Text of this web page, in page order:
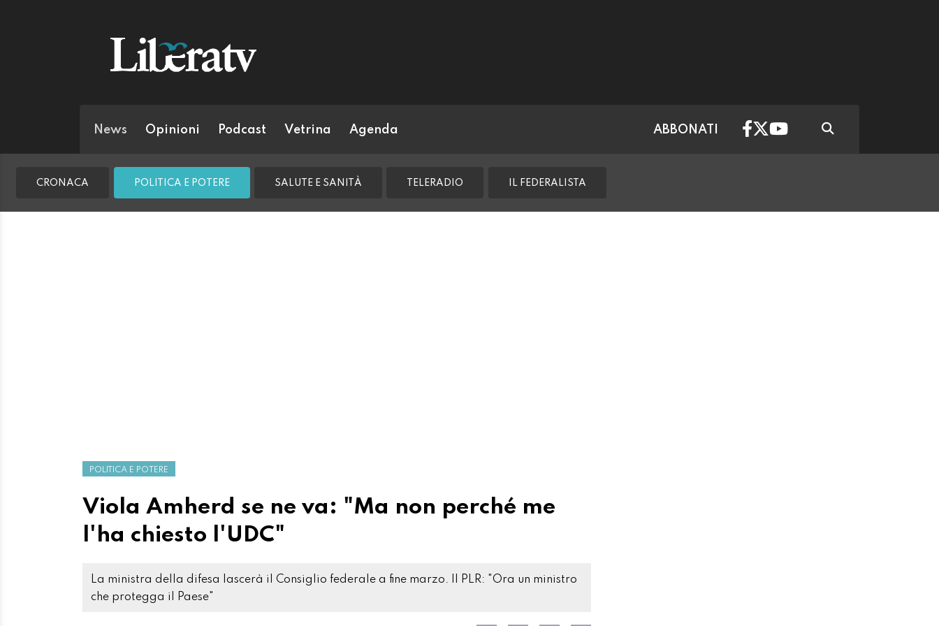
News Opinioni Podcast Vetrina Agenda ABBONATI
CRONACA POLITICA E POTERE SALUTE E SANITÀ TELERADIO IL FEDERALISTA
POLITICA E POTERE
Viola Amherd se ne va: "Ma non perché me
l'ha chiesto l'UDC"
La ministra della difesa lascerà il Consiglio federale a fine marzo. Il PLR: "Ora un ministro
che protegga il Paese"